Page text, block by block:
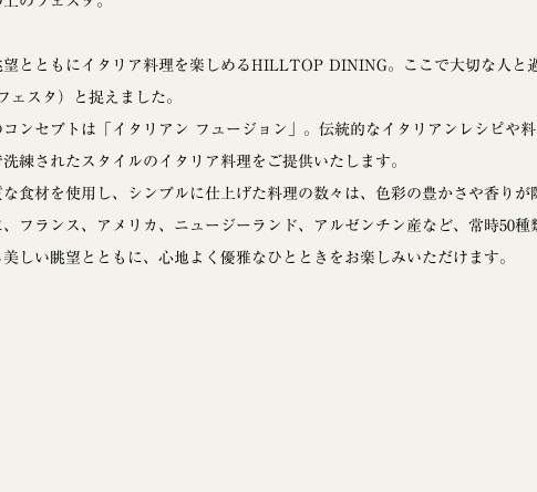
とともにイタリア料理を楽しめるHILLTOP DINING。ここで大切な人と
ェスタ）と捉えました。
ンセプトは「イタリアン フュージョン」。伝統的なイタリアンレシピや
練されたスタイルのイタリア料理をご提供いたします。
食材を使用し、シンプルに仕上げた料理の数々は、色彩の豊かさや香りが
フランス、アメリカ、ニュージーランド、アルゼンチン産など、常時50種
しい眺望とともに、心地よく優雅なひとときをお楽しみいただけます。